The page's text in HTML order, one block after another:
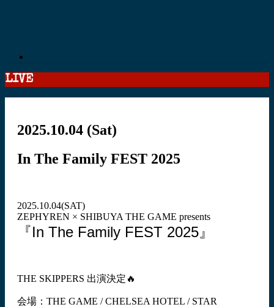
LIVE
2025.10.04 (Sat)
In The Family FEST 2025
2025.10.04(SAT)
ZEPHYREN × SHIBUYA THE GAME presents
『In The Family FEST 2025』
THE SKIPPERS 出演決定🔥
会場：THE GAME / CHELSEA HOTEL / STAR